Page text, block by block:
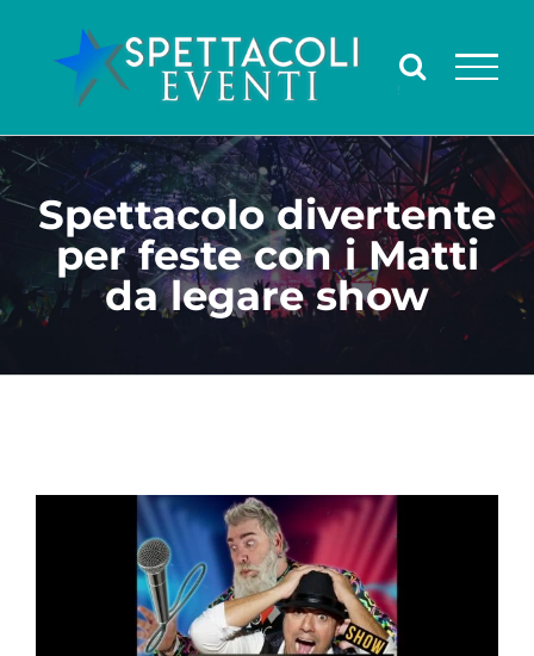
contenuto
Spettacolo divertente
per feste con i Matti
da legare show
Ingrandisci
immagine